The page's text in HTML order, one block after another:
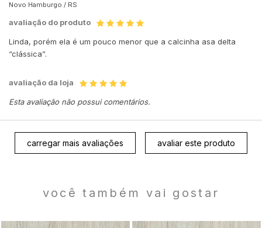
Novo Hamburgo / RS
avaliação do produto
Linda, porém ela é um pouco menor que a calcinha asa delta
“clássica”.
avaliação da loja
Esta avaliação não possui comentários.
carregar mais avaliações avaliar este produto
você também vai gostar